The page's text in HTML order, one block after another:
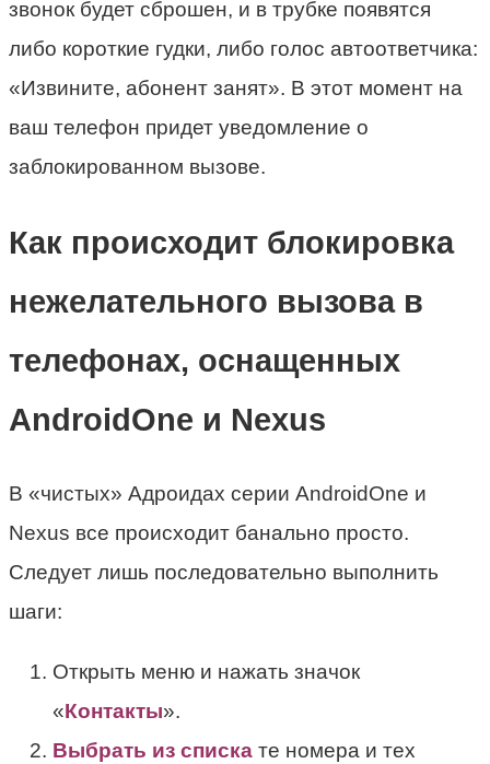
звонок будет сброшен, и в трубке появятся
либо короткие гудки, либо голос автоответчика:
«Извините, абонент занят». В этот момент на
ваш телефон придет уведомление о
заблокированном вызове.
Как происходит блокировка
нежелательного вызова в
телефонах, оснащенных
AndroidOne и Nexus
В «чистых» Адроидах серии AndroidOne и
Nexus все происходит банально просто.
Следует лишь последовательно выполнить
шаги:
Открыть меню и нажать значок
«Контакты».
Выбрать из списка те номера и тех